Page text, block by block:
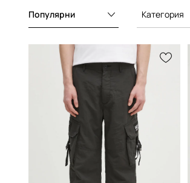
Популярни Категория